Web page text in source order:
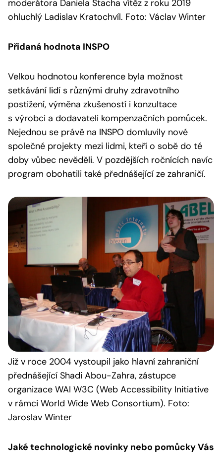
moderátora Daniela Stacha vítěz z roku 2019
ohluchlý Ladislav Kratochvíl. Foto: Václav Winter
Přidaná hodnota INSPO
Velkou hodnotou konference byla možnost
setkávání lidí s různými druhy zdravotního
postižení, výměna zkušeností i konzultace
s výrobci a dodavateli kompenzačních pomůcek.
Nejednou se právě na INSPO domluvily nové
společné projekty mezi lidmi, kteří o sobě do té
doby vůbec nevěděli. V pozdějších ročnících navíc
program obohatili také přednášející ze zahraničí.
Již v roce 2004 vystoupil jako hlavní zahraniční
přednášející Shadi Abou-Zahra, zástupce
organizace WAI W3C (Web Accessibility Initiative
v rámci World Wide Web Consortium). Foto:
Jaroslav Winter
Jaké technologické novinky nebo pomůcky Vás